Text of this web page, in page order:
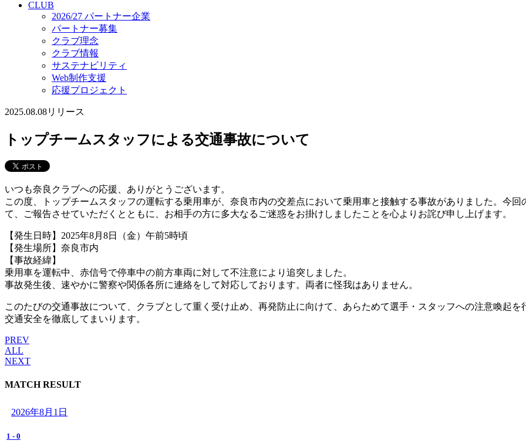
CLUB
2026/27 パートナー企業
パートナー募集
クラブ理念
クラブ情報
サステナビリティ
Web制作支援
応援プロジェクト
2025.08.08リリース
トップチームスタッフによる交通事故について
いつも奈良クラブへの応援、ありがとうございます。
この度、トップチームスタッフの運転する乗用車が、奈良市内の交差点において乗用車と接触する事故がありました。今回
て、ご報告させていただくとともに、お相手の方に多大なるご迷惑をお掛けしましたことを心よりお詫び申し上げます。
【発生日時】2025年8月8日（金）午前5時頃
【発生場所】奈良市内
【事故経緯】
乗用車を運転中、赤信号で停車中の前方車両に対して不注意により追突しました。
事故発生後、速やかに警察や関係各所に連絡をして対応しております。両者に怪我はありません。
このたびの交通事故について、クラブとして重く受け止め、再発防止に向けて、あらためて選手・スタッフへの注意喚起を
交通安全を徹底してまいります。
PREV
ALL
NEXT
MATCH RESULT
2026年8月1日
1 - 0